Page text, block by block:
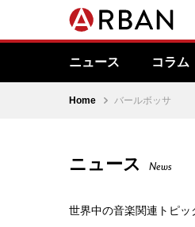
ニュース コラム
Home バールボッサ
ニュース News
世界中の音楽関連トピ